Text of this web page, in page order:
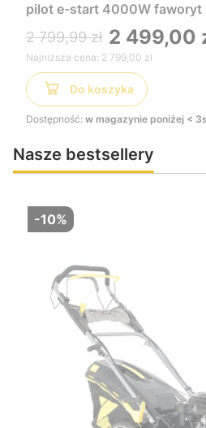
pilot e-start 4000W faworyt
2 799,99 zł 2 499,00
Najniższa cena: 2 799,00 zł
Do koszyka
Dostępność: w magazynie poniżej <
Nasze bestsellery
-10%